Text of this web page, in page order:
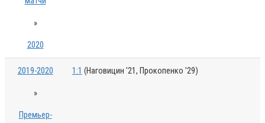
»
2020
2019-2020
»
Премьер-
1:1 (Наговицин '21, Прокопенко '29)